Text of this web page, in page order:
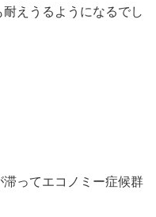
えうるようになるでし
ってエコノミー症候群